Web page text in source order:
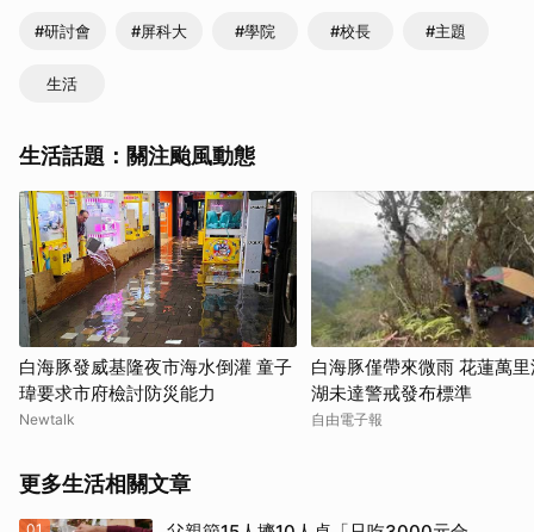
#研討會 #屏科大 #學院 #校長 #主題
生活
生活話題：關注颱風動態
白海豚發威基隆夜市海水倒灌 童子
瑋要求市府檢討防災能力
Newtalk
白海豚僅帶來微雨 花蓮萬
湖未達警戒發布標準
自由電子報
更多生活相關文章